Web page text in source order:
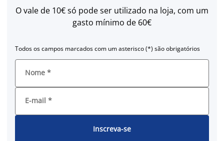
O vale de 10€ só pode ser utilizado na loja, com um
gasto mínimo de 60€
Todos os campos marcados com um asterisco (*) são obrigatórios
Nome *
E-mail *
Inscreva-se